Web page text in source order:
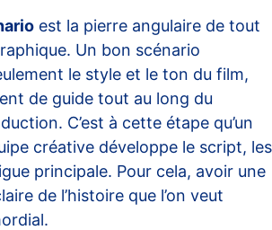
est la pierre angulaire de tout
Un bon scénario
le style et le ton du film,
de guide tout au long du
C’est à cette étape qu’un
créative développe le script, les
principale. Pour cela, avoir une
de l’histoire que l’on veut